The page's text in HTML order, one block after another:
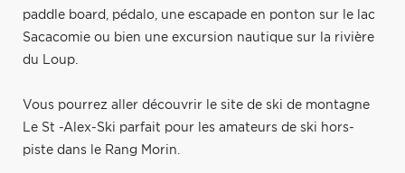
paddle board, pédalo, une escapade en ponton sur le lac
Sacacomie ou bien une excursion nautique sur la rivière
du Loup.
Vous pourrez aller découvrir le site de ski de montagne
Le St -Alex-Ski parfait pour les amateurs de ski hors-
piste dans le Rang Morin.